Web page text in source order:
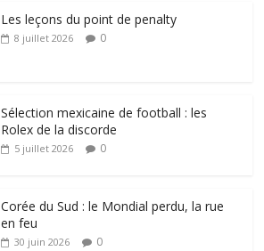
Les leçons du point de penalty
8 juillet 2026 0
Sélection mexicaine de football : les
Rolex de la discorde
5 juillet 2026 0
Corée du Sud : le Mondial perdu, la rue
en feu
30 juin 2026 0